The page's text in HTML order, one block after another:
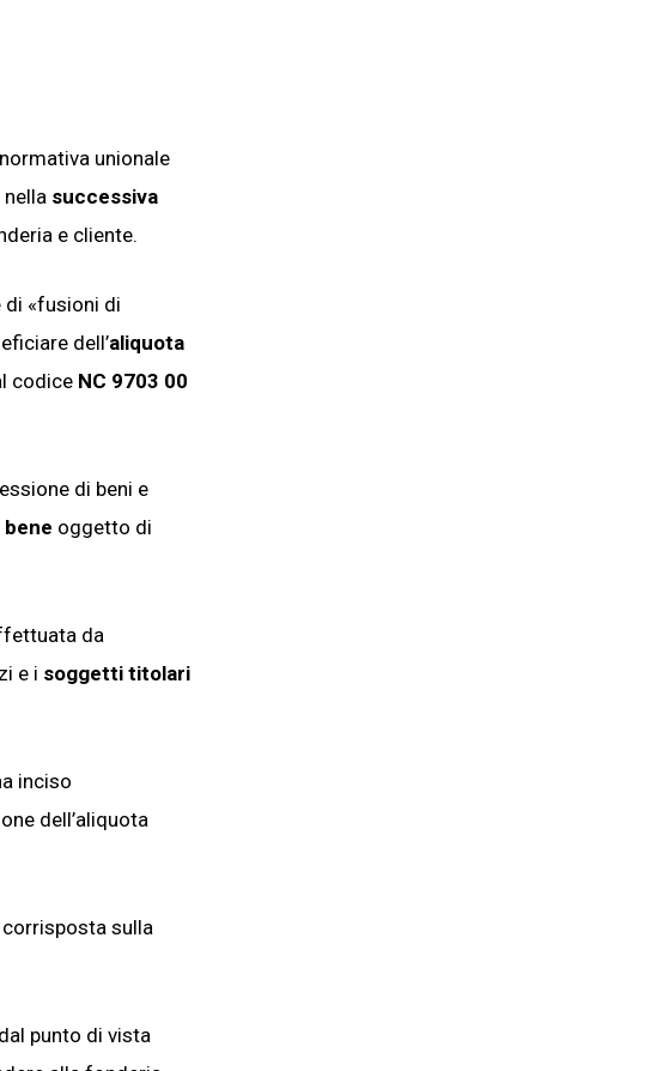
unionale
successiva
e cliente.
di «fusioni di
dell’aliquota
codice NC 9703 00
di beni e
oggetto di
da
e i soggetti titolari
inciso
dell’aliquota
corrisposta sulla
punto di vista